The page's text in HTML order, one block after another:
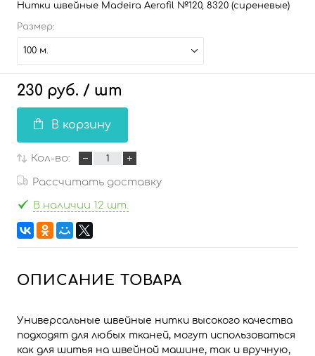
Нитки швейные Madeira Aerofil №120, 8320 (сиреневые)
Размер:
100 м.
230 руб. / шт
В корзину
Кол-во:
Рассчитать доставку
В наличии 12 шт.
ОПИСАНИЕ ТОВАРА
Универсальные швейные нитки высокого качества
подходят для любых тканей, могут использоваться
как для шитья на швейной машине, так и вручную,